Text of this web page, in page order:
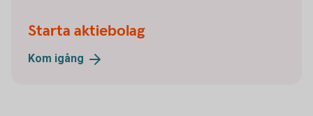
Starta aktiebolag
Kom igång